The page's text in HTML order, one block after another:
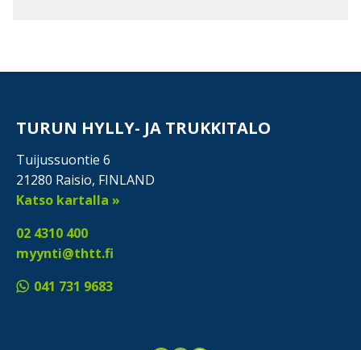
TURUN HYLLY- JA TRUKKITALO
Tuijussuontie 6
21280 Raisio, FINLAND
Katso kartalla »
02 4310 400
myynti@thtt.fi
041 731 9683